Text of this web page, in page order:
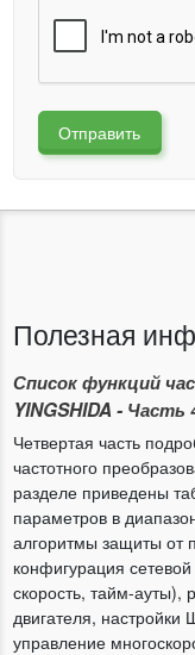
Отправить
Полезная
Список функций
YINGSHIDA - Часть
Четвертая часть
частотного
разделе приведены
параметров в
алгоритмы защиты от
конфигурация
скорость, тайм-ауты),
двигателя, настройки
управление